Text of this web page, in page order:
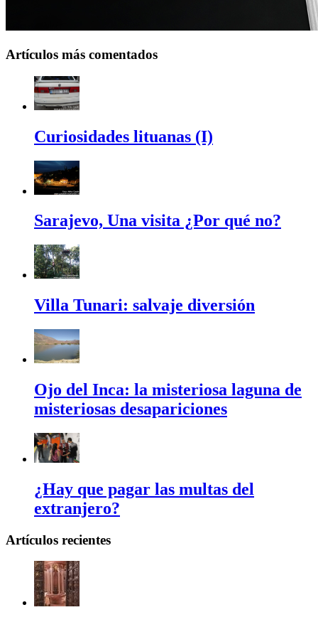
Artículos más comentados
Curiosidades lituanas (I)
Sarajevo, Una visita ¿Por qué no?
Villa Tunari: salvaje diversión
Ojo del Inca: la misteriosa laguna de
misteriosas desapariciones
¿Hay que pagar las multas del
extranjero?
Artículos recientes